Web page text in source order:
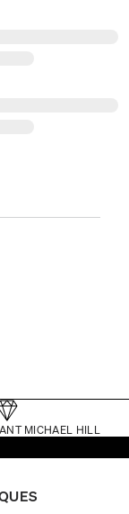
MICHAEL HILL